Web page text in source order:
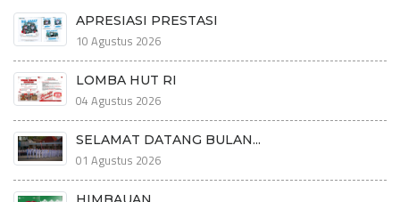
APRESIASI PRESTASI
10 Agustus 2026
LOMBA HUT RI
04 Agustus 2026
SELAMAT DATANG BULAN...
01 Agustus 2026